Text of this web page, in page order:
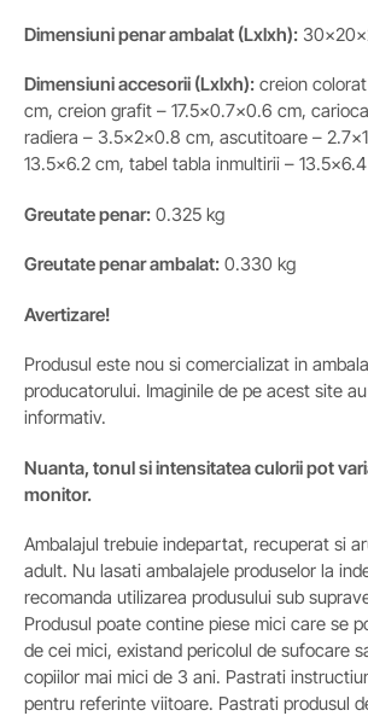
Dimensiuni penar ambalat (Lxlxh):
Dimensiuni accesorii (Lxlxh): creion
cm, creion grafit – 17.5×0.7×0.6 cm,
radiera – 3.5x2x0.8 cm, ascutitoare –
13.5×6.2 cm, tabel tabla inmultirii –
Greutate penar: 0.325 kg
Greutatepenarambalat: 0.330 kg
Avertizare!
Produsul este nou si comercializat in
producatorului. Imaginile de pe acest site
informativ.
Nuanta, tonul si intensitatea culorii pot
monitor.
Ambalajul trebuie indepartat, recuperat si
adult. Nu lasati ambalajele produselor la
recomanda utilizarea produsului sub
Produsul poate contine piese mici care se
de cei mici, existand pericolul de sufocare
copiilor mai mici de 3 ani. Pastrati
pentru referinte viitoare. Pastrati produsul